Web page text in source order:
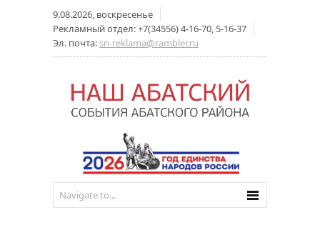
9.08.2026, воскресенье
Рекламный отдел: +7(34556) 4-16-70, 5-16-37
Эл. почта: sn-reklama@rambler.ru